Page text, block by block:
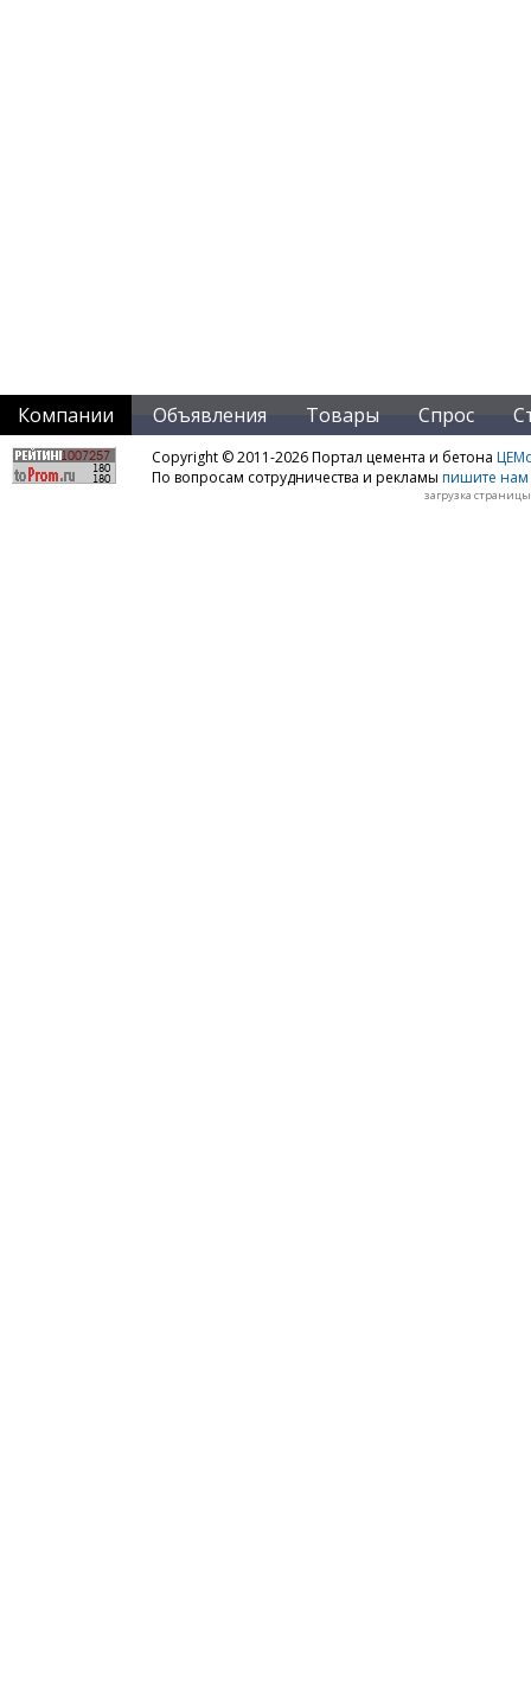
Компании Объявления Товары Спрос
Copyright © 2011-2026 Портал цемента и бетона
По вопросам сотрудничества и рекламы пишите нам
загрузка